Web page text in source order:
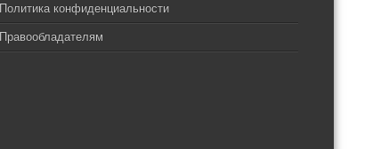
Политика конфиденциальности
Правообладателям